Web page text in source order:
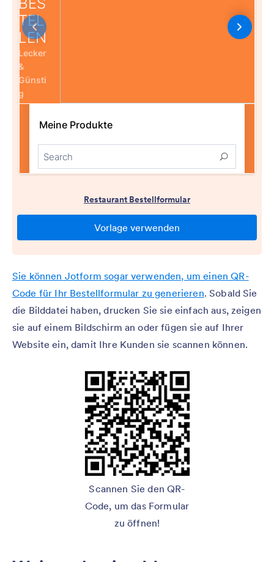
Sie können Jotform sogar verwenden, um einen QR-
Code für Ihr Bestellformular zu generieren. Sobald Sie
die Bilddatei haben, drucken Sie sie einfach aus, zeigen
sie auf einem Bildschirm an oder fügen sie auf Ihrer
Website ein, damit Ihre Kunden sie scannen können.
Scannen Sie den QR-
Code, um das Formular
zu öffnen!